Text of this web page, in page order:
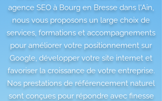
agence SEO à Bourg en Bresse dans l'Ain,
nous vous proposons un large choix de
services, formations et accompagnements
pour améliorer votre positionnement sur
Google, développer votre site internet et
favoriser la croissance de votre entreprise.
Nos prestations de référencement naturel
sont conçues pour répondre avec finesse